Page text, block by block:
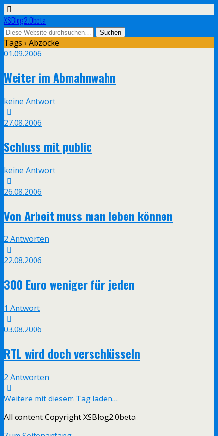
XSBlog2.0beta
Tags › Abzocke
01.09.2006
Weiter im Abmahnwahn
keine Antwort
27.08.2006
Schluss mit public
keine Antwort
26.08.2006
Von Arbeit muss man leben können
2 Antworten
22.08.2006
300 Euro weniger für jeden
1 Antwort
03.08.2006
RTL wird doch verschlüsseln
2 Antworten
Weitere mit diesem Tag laden…
All content Copyright XSBlog2.0beta